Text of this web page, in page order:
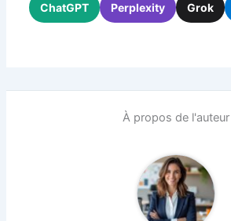
ChatGPT Perplexity Grok
À propos de l'auteur